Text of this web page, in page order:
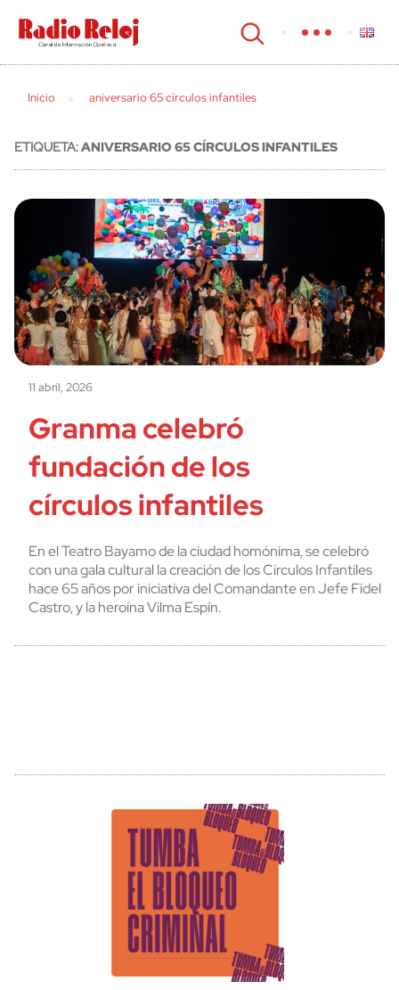
cerrar
Inicio aniversario 65 círculos infantiles
ETIQUETA:ANIVERSARIO 65 CÍRCULOS INFANTILES
11 abril, 2026
Granma celebró
fundación de los
círculos infantiles
En el Teatro Bayamo de la ciudad homónima, se celebró
con una gala cultural la creación de los Círculos Infantiles
hace 65 años por iniciativa del Comandante en Jefe Fidel
Castro, y la heroína Vilma Espín.